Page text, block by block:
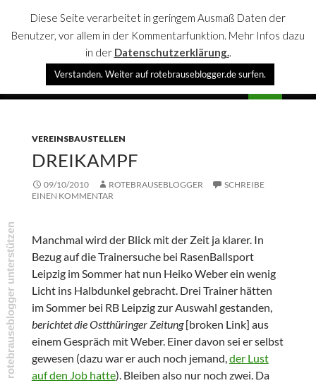
rotebrauseblogger
SPRINGE
VEREINSBAUSTELLEN
DREIKAMPF
09/10/2010 ROTEBRAUSEBLOGGER
SCHREIBE
EINEN KOMMENTAR
Manchmal wird der Blick mit der Zeit ja klarer. In
Bezug auf die Trainersuche bei RasenBallsport
Leipzig im Sommer hat nun Heiko Weber ein wenig
Licht ins Halbdunkel gebracht. Drei Trainer hätten
im Sommer bei RB Leipzig zur Auswahl gestanden,
berichtet die Ostthüringer Zeitung[broken Link] aus
einem Gespräch mit Weber. Einer davon sei er selbst
gewesen (dazu war er auch noch jemand,der Lust
auf den Job hatte). Bleiben also nur noch zwei. Da
Diese Seite verarbeitet in geringem Ausmaß Daten der
Benutzer, vor allem in der Kommentarfunktion. Mehr Infos dazu
in der Datenschutzerklärung..
Verstanden. Weiter auf rotebrauseblogger.de surfen.
rotebrauseblogger unterstützen